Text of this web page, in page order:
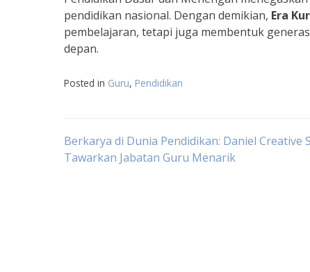
pendidikan nasional. Dengan demikian, Era
pembelajaran, tetapi juga membentuk
depan.
Posted in Guru, Pendidikan
Navigasi
Berkarya di Dunia Pendidikan: Daniel Creative
Tawarkan Jabatan Guru Menarik